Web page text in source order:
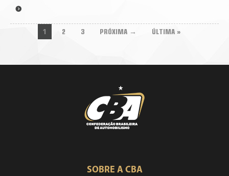
1 2 3 PRÓXIMA → ÚLTIMA »
SOBRE A CBA